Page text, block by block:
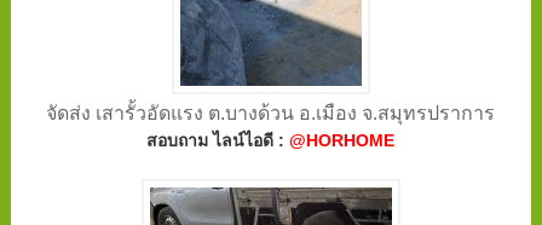
จัดส่ง เสารั้วอัดแรง ต.บางด้วน อ.เมือง จ.สมุทรปราการ
สอบถาม ไลน์ไอดี :@HORHOME